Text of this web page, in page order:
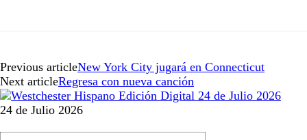
Previous articleNew York City jugará en Connecticut
Next articleRegresa con nueva canción
24 de Julio 2026